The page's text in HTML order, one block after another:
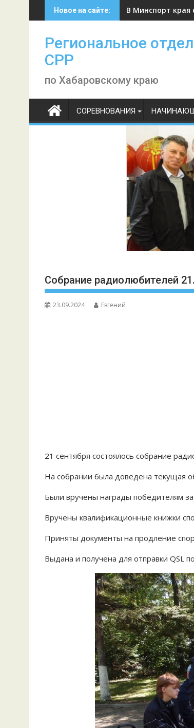
to
Новое на сайте: В Минспорт края
Региональное
СРР
по Хабаровскому краю
СОРЕВНОВАНИЯ
Собрание радиолюбителей
23.09.2024 Евгений
21 сентября состоялось собрание
На собрании была доведена текущая
Были вручены награды победителям
Вручены квалификационные книжки
Приняты документы на продление
Выдана и получена для отправки QSL